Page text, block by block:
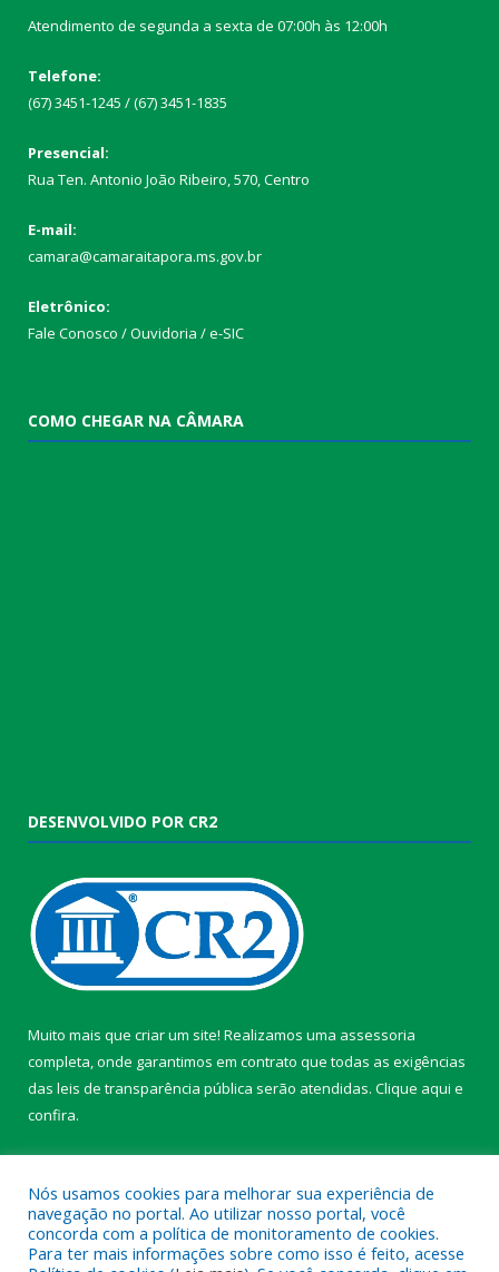
Atendimento de segunda a sexta de 07:00h às 12:00h
Telefone:
(67) 3451-1245 / (67) 3451-1835
Presencial:
Rua Ten. Antonio João Ribeiro, 570, Centro
E-mail:
camara@camaraitapora.ms.gov.br
Eletrônico:
Fale Conosco / Ouvidoria / e-SIC
COMO CHEGAR NA CÂMARA
DESENVOLVIDO POR CR2
Muito mais que criar um site! Realizamos uma assessoria
completa, onde garantimos em contrato que todas as exigências
das leis de transparência pública serão atendidas. Clique aqui e
confira.
Nós usamos cookies para melhorar sua experiência de
navegação no portal. Ao utilizar nosso portal, você
concorda com a política de monitoramento de cookies.
Para ter mais informações sobre como isso é feito, acesse